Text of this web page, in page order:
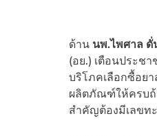
ด้านนพ.ไพศาล ดั่
(อย.) เตือนประช
บริโภคเลือกซื้อย
ผลิตภัณฑ์ให้ครบถ้
สำคัญต้องมีเลขท